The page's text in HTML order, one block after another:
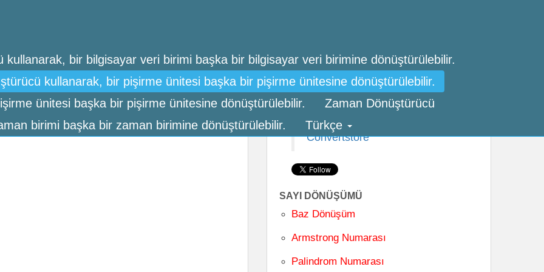
bir bilgisayar veri birimi başka bir bilgisayar veri birimine dönüştürülebilir.
kullanarak, bir pişirme ünitesi başka bir pişirme ünitesine dönüştürülebilir.
ünitesi başka bir pişirme ünitesine dönüştürülebilir.
Zaman Dönüştürücü
birimi başka bir zaman birimine dönüştürülebilir.
Türkçe
Convertstore
SAYI DÖNÜŞÜMÜ
Baz Dönüşüm
Armstrong Numarası
Palindrom Numarası